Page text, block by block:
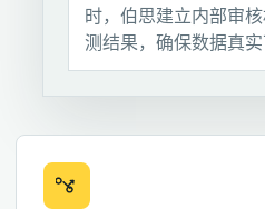
时，伯思建立内部审
测结果，确保数据真实